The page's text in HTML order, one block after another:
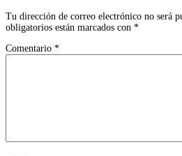
Tu dirección de correo electrónico no será
obligatorios están marcados con *
Comentario *